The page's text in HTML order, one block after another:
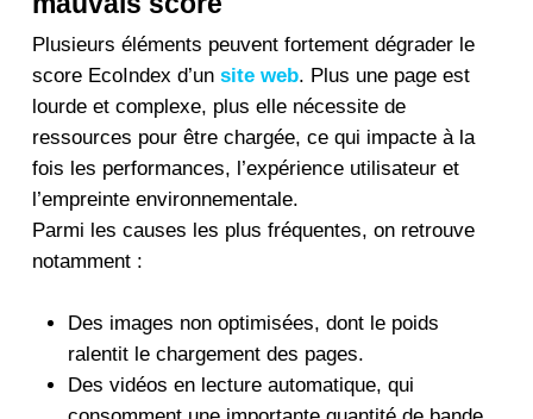
Plusieurs éléments peuvent fortement dégrader le
score EcoIndex d’un site web. Plus une page est
lourde et complexe, plus elle nécessite de
ressources pour être chargée, ce qui impacte à la
fois les performances, l’expérience utilisateur et
l’empreinte environnementale.
Parmi les causes les plus fréquentes, on retrouve
notamment :
Des images non optimisées, dont le poids
ralentit le chargement des pages.
Des vidéos en lecture automatique, qui